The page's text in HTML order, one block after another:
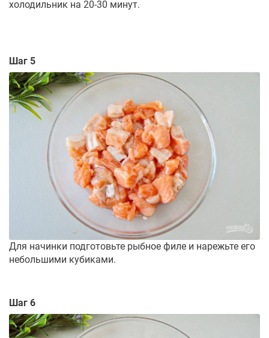
холодильник на 20-30 минут.
Шаг 5
Для начинки подготовьте рыбное филе и нарежьте его
небольшими кубиками.
Шаг 6